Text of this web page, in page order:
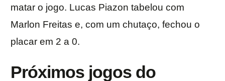
matar o jogo. Lucas Piazon tabelou com
Marlon Freitas e, com um chutaço, fechou o
placar em 2 a 0.
Próximos jogos do